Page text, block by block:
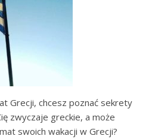
Grecji, chcesz poznać sekrety
zwyczaje greckie, a może
swoich wakacji w Grecji?